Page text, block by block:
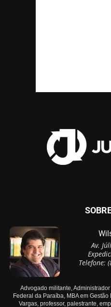
Av.
Telefone:
Advogado militante,
Federal da Paraíba, MBA em
Vargas, professor, palestrante,